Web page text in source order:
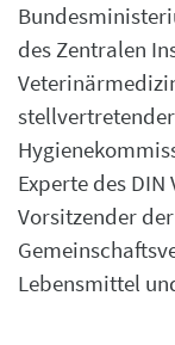
des Zentralen
Experte des
Vorsitzender der
Lebensmittel